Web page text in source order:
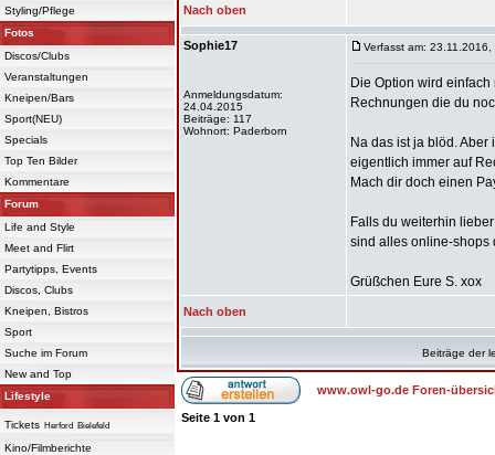
Styling/Pflege
Fotos
Discos/Clubs
Veranstaltungen
Kneipen/Bars
Sport(NEU)
Specials
Top Ten Bilder
Kommentare
Forum
Life and Style
Meet and Flirt
Partytipps, Events
Discos, Clubs
Kneipen, Bistros
Sport
Suche im Forum
New and Top
Lifestyle
Tickets Herford Bielefeld
Kino/Filmberichte
Nach oben
Sophie17
Anmeldungsdatum:
24.04.2015
Beiträge: 117
Wohnort: Paderborn
Verfasst am: 23.11.2016,
Die Option wird
Rechnungen die du
Na das ist ja blöd.
eigentlich immer auf
Mach dir doch einen
Falls du weiterhin
sind alles online-shops
Grüßchen Eure S. xox
Nach oben
Beiträge der
www.owl-go.de Foren-
Seite 1 von 1